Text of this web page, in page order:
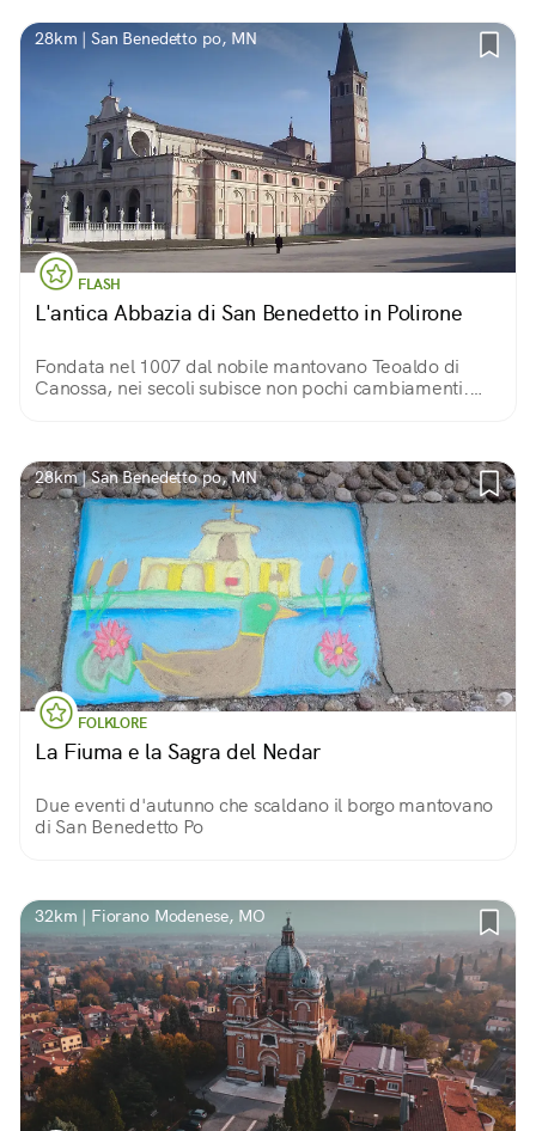
28km | San Benedetto po, MN
FLASH
L'antica Abbazia di San Benedetto in Polirone
Fondata nel 1007 dal nobile mantovano Teoaldo di
Canossa, nei secoli subisce non pochi cambiamenti.
28km | San Benedetto po, MN
FOLKLORE
La Fiuma e la Sagra del Nedar
Due eventi d'autunno che scaldano il borgo mantovano
di San Benedetto Po
32km | Fiorano Modenese, MO